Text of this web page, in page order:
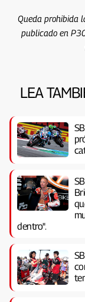
Queda prohibida
publicado en
LEA
dentro".